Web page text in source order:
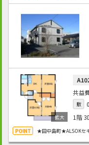
敷
1階
★田中島町★ALSOKセ